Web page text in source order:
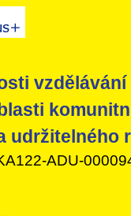
vzdělávání
udržitelného
ADU-